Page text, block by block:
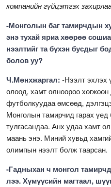
компанийн гүйцэтгэх
-Монголын баг тамирчдын
энэ тухай яриа хөөрөө
нээлтийг та бүхэн бусдыг
болов уу?
Ч.Мөнхжаргал: -Нээлт эхлэх
олоод, хамт олноороо
футболкуудаа өмсөөд,
Монголын тамирчид гарах
тулгасандаа. Анх удаа хамт
маань энэ. Миний хувьд
олимпын нээлт болж таарсан.
-Гадныхан ч монгол
лээ. Хүмүүсийн магтаал,